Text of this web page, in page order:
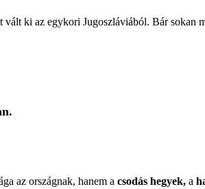
vált ki az egykori Jugoszláviából. Bár sokan
az országnak, hanem a csodás hegyek, a